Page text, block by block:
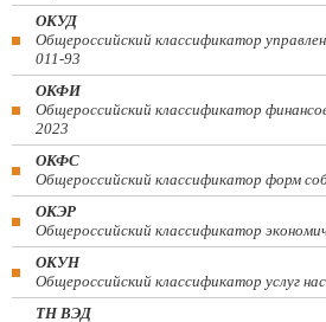
ОКУД
Общероссийский классификатор
011-93
ОКФИ
Общероссийский классификатор
2023
ОКФС
Общероссийский классификатор форм
ОКЭР
Общероссийский классификатор
ОКУН
Общероссийский классификатор услуг
ТН ВЭД